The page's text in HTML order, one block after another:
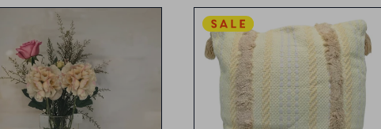
Flor por unidad
Almohadones con decorado en
colores de 45CM y 500G